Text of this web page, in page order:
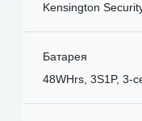
Kensington
Батарея
48WHrs, 3S1P, 3-